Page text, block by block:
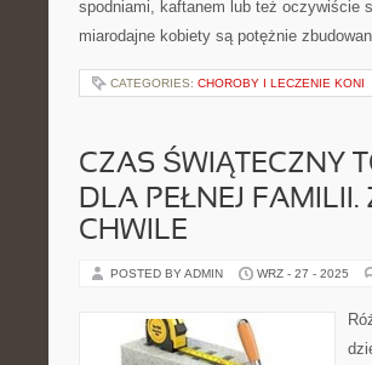
spodniami, kaftanem lub też oczywiście
miarodajne kobiety są potężnie
CATEGORIES: CHOROBY I LECZENIE KONI
CZAS ŚWIĄTECZNY
DLA PEŁNEJ
CHWILE
POSTED BY ADMIN WRZ - 27 - 2025